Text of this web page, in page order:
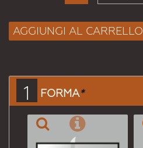
AGGIUNGI AL CARRELLO
1 FORMA*